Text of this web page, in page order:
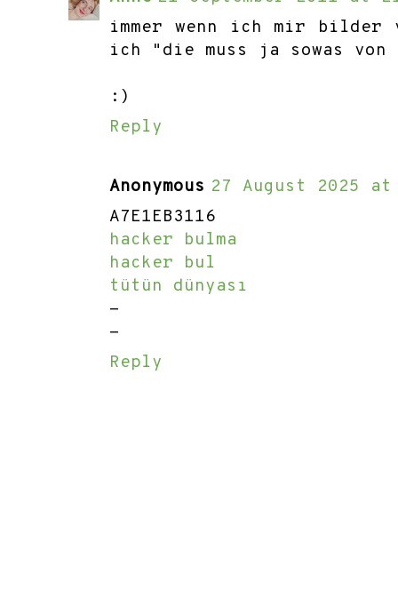
immer wenn ich mir bilder
ich "die muss ja sowas von
:)
Reply
Anonymous 27 August 2025
A7E1EB3116
hacker bulma
hacker bul
tütün dünyası
-
-
Reply